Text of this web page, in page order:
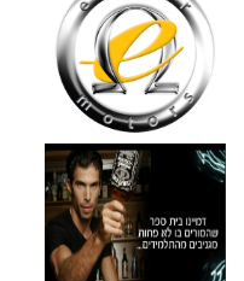
30
₪
מידע נוסף
איסי מיאקי לגבר L'eau D'issey
Pour Homme125ML by I
285
₪
מידע נוסף